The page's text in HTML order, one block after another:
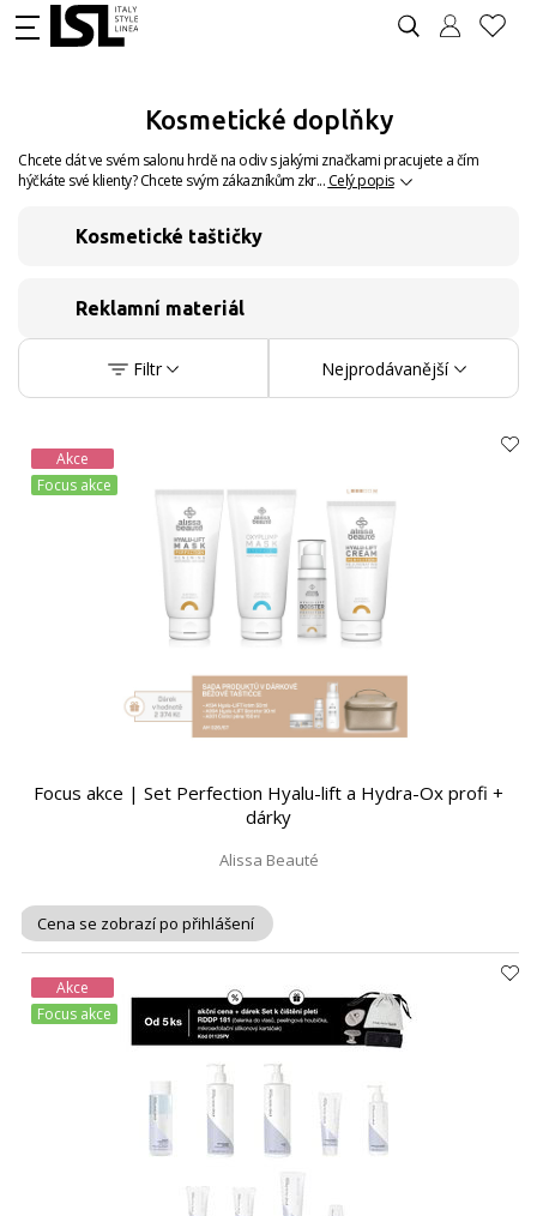
Kosmetické doplňky
Chcete dát ve svém salonu hrdě na odiv s jakými značkami pracujete a čím
hýčkáte své klienty? Chcete svým zákazníkům zkr... Celý popis
Kosmetické taštičky
Reklamní materiál
Filtr Nejprodávanější
Akce
Focus akce
Focus akce | Set Perfection Hyalu-lift a Hydra-Ox profi +
dárky
Alissa Beauté
Cena se zobrazí po přihlášení
Akce
Focus akce